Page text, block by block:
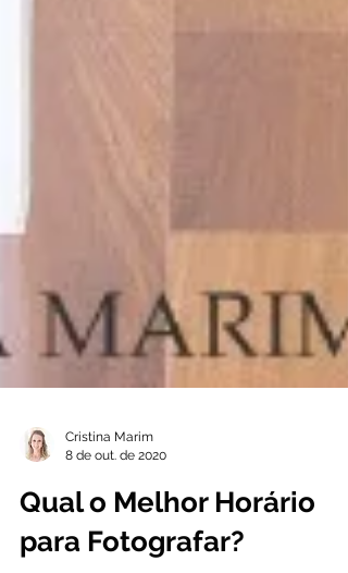
8 de out. de 2020
Qual o Melhor Horário